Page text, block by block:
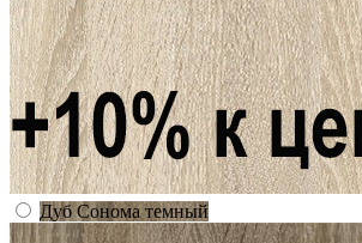
Дуб Сонома темный